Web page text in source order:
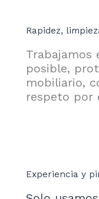
Rapidez,
Trabajamos
posible,
mobiliario,
respeto por
Experiencia y